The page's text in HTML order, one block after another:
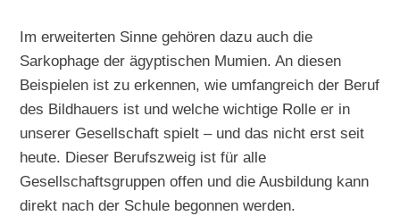
Im erweiterten Sinne gehören dazu auch die
Sarkophage der ägyptischen Mumien. An diesen
Beispielen ist zu erkennen, wie umfangreich der Beruf
des Bildhauers ist und welche wichtige Rolle er in
unserer Gesellschaft spielt – und das nicht erst seit
heute. Dieser Berufszweig ist für alle
Gesellschaftsgruppen offen und die Ausbildung kann
direkt nach der Schule begonnen werden.